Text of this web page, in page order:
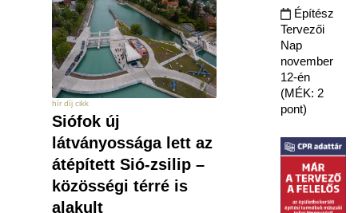
hír díj cikk
Siófok új
látványossága lett az
átépített Sió-zsilip –
közösségi térré is
alakult
Építész
Tervezői
Nap
november
12-én
(MÉK: 2
pont)